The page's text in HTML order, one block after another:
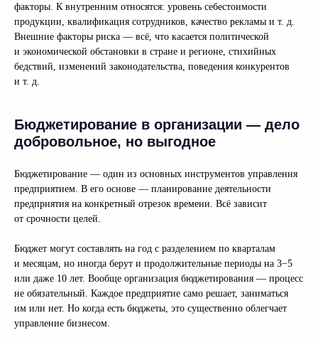
факторы. К внутренним относятся: уровень себестоимости
продукции, квалификация сотрудников, качество рекламы и т. д.
Внешние факторы риска — всё, что касается политической
и экономической обстановки в стране и регионе, стихийных
бедствий, изменений законодательства, поведения конкурентов
и т. д.
Бюджетирование в организации — дело
добровольное, но выгодное
Бюджетирование — один из основных инструментов управления
предприятием. В его основе — планирование деятельности
предприятия на конкретный отрезок времени. Всё зависит
от срочности целей.
Бюджет могут составлять на год с разделением по кварталам
и месяцам, но иногда берут и продолжительные периоды на 3−5
или даже 10 лет. Вообще организация бюджетирования — процесс
не обязательный. Каждое предприятие само решает, заниматься
им или нет. Но когда есть бюджеты, это существенно облегчает
управление бизнесом.
Узнайте, как улучшить
Оставьте заявку, и мы проведем для вас
демо и подробно расскажем, как платформа
Optimacros поможет оптимизировать ваши
бизнес-процессы